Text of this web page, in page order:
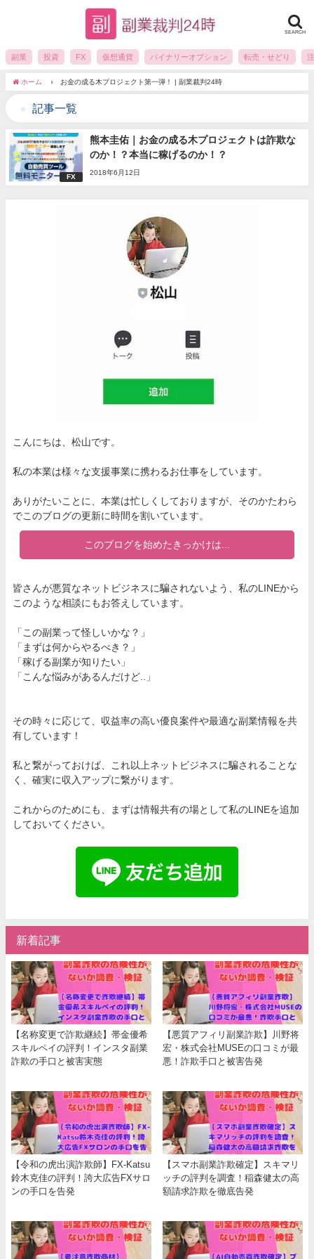
SEARCH
副業 投資 FX 仮想通貨 バイナリーオプション 転売・せどり
ホーム お金の成る木プロジェクト第一弾！ | 副業裁判24時
記事一覧
FX
熊本圭佑｜お金の成る木プロジェクトは詐欺な
のか！？本当に稼げるのか！？
2018年6月12日
こんにちは、松山です。
私の本業は様々な支援事業に携わるお仕事をしています。
ありがたいことに、本業は忙しくしておりますが、そのかたわら
でこのブログの更新に時間を割いています。
このブログを始めたきっかけは...
皆さんが悪質なネットビジネスに騙されないよう、私のLINEから
このような相談にもお答えしています。
「この副業って怪しいかな？」
「まずは何からやるべき？」
「稼げる副業が知りたい」
「こんな悩みがあるんだけど..」
その時々に応じて、収益率の高い優良案件や最適な副業情報を共
有しています！
私と繋がっておけば、これ以上ネットビジネスに騙されることな
く、確実に収入アップに繋がります。
これからのためにも、まずは情報共有の場として私のLINEを追加
しておいてください。
新着記事
【名称変更で詐欺継続】帯金優希
スキルペイの評判！インスタ副業
詐欺の手口と被害実態
【悪質アフィリ副業詐欺】川野将
宏・株式会社MUSEの口コミが最
悪！詐欺手口と被害告発
【令和の虎出演詐欺師】FX-Katsu
鈴木克佳の評判！誇大広告FXサロ
ンの手口を告発
【スマホ副業詐欺確定】スキマリ
ッチの評判を調査！稲森健太の高
額請求詐欺を徹底告発